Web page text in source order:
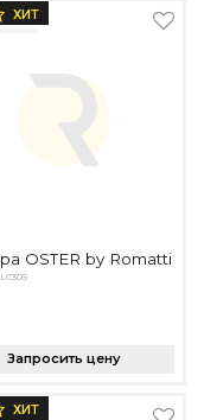
ХИТ
OSTER by Romatti
Запросить цену
ХИТ